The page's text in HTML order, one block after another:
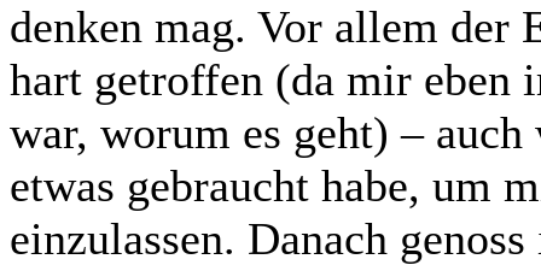
denken mag. Vor allem der
hart getroffen (da mir eben
war, worum es geht) – auch
etwas gebraucht habe, um
einzulassen. Danach